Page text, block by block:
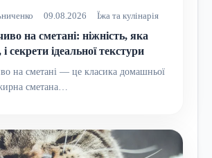
09.08.2026 Їжа та кулінарія
на сметані: ніжність, яка
секрети ідеальної текстури
на сметані — це класика домашньої
сметана…